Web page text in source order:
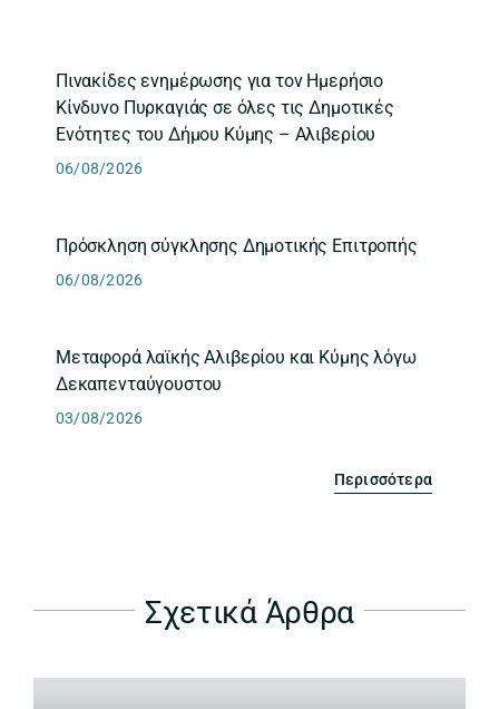
Πινακίδες ενημέρωσης για τον Ημερήσιο
Κίνδυνο Πυρκαγιάς σε όλες τις Δημοτικές
Ενότητες του Δήμου Κύμης – Αλιβερίου
06/08/2026
Πρόσκληση σύγκλησης Δημοτικής Επιτροπής
06/08/2026
Μεταφορά λαϊκής Αλιβερίου και Κύμης λόγω
Δεκαπενταύγουστου
03/08/2026
Περισσότερα
Σχετικά Άρθρα